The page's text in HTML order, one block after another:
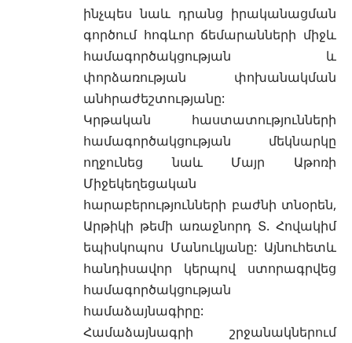
ինչպես նաև դրանց իրականացման
գործում հոգևոր ճեմարանների միջև
համագործակցության և
փորձառության փոխանակման
անհրաժեշտությանը:
Կրթական հաստատությունների
համագործակցության մեկնարկը
ողջունեց նաև Մայր Աթոռի
Միջեկեղեցական
հարաբերությունների բաժնի տնօրեն,
Արթիկի թեմի առաջնորդ Տ. Հովակիմ
եպիսկոպոս Մանուկյանը: Այնուհետև
հանդիսավոր կերպով ստորագրվեց
համագործակցության
համաձայնագիրը:
Համաձայնագրի շրջանակներում